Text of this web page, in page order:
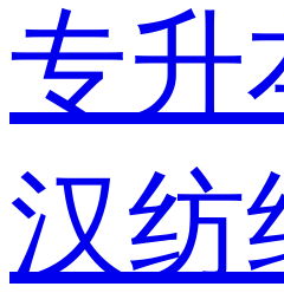
专升
汉纺